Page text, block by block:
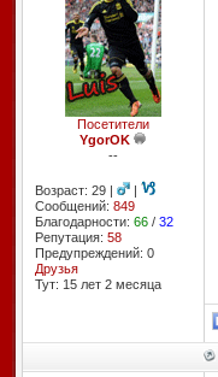
Посетители
YgorOK
--
Возраст: 29 |
|
Сообщений: 849
Благодарности: 66/ 32
Репутация: 58
Предупреждений: 0
Друзья
Тут: 15 лет 2 месяцa